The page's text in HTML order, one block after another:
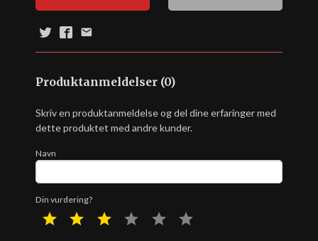
Produktanmeldelser (0)
Skriv en produktanmeldelse og del dine erfaringer med
dette produktet med andre kunder.
Navn
Din vurdering?
1 star 2 star 3 star 4 star 5 star